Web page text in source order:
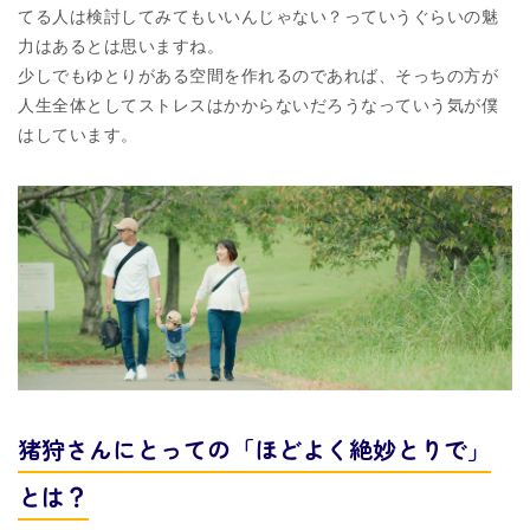
てる⼈は検討してみてもいいんじゃない？っていうぐらいの魅
⼒はあるとは思いますね。
少しでもゆとりがある空間を作れるのであれば、そっちの⽅が
⼈⽣全体としてストレスはかからないだろうなっていう気が僕
はしています。
猪狩さんにとっての「ほどよく絶妙とりで」
とは？